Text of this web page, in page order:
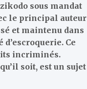
sous mandat
le principal auteur
et maintenu dans
Ce
incriminés.
soit, est un sujet